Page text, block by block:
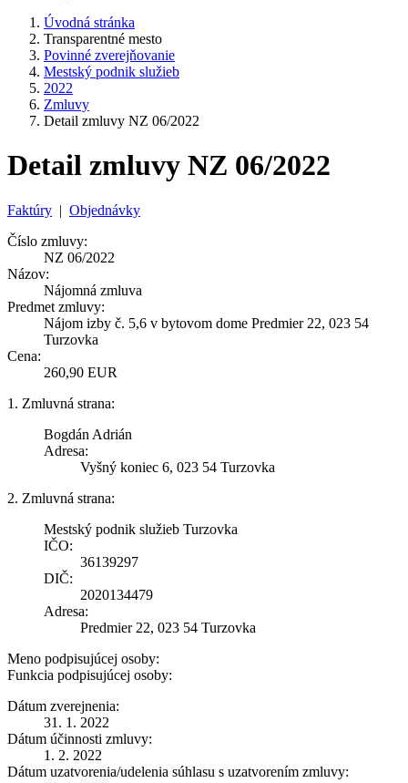
Úvodná stránka
Transparentné mesto
Povinné zverejňovanie
Mestský podnik služieb
2022
Zmluvy
Detail zmluvy NZ 06/2022
Detail zmluvy NZ 06/2022
Faktúry | Objednávky
Číslo zmluvy:
NZ 06/2022
Názov:
Nájomná zmluva
Predmet zmluvy:
Nájom izby č. 5,6 v bytovom dome Predmier 22, 023 54
Turzovka
Cena:
260,90 EUR
1. Zmluvná strana:
Bogdán Adrián
Adresa:
Vyšný koniec 6, 023 54 Turzovka
2. Zmluvná strana:
Mestský podnik služieb Turzovka
IČO:
36139297
DIČ:
2020134479
Adresa:
Predmier 22, 023 54 Turzovka
Meno podpisujúcej osoby:
Funkcia podpisujúcej osoby:
Dátum zverejnenia:
31. 1. 2022
Dátum účinnosti zmluvy:
1. 2. 2022
Dátum uzatvorenia/udelenia súhlasu s uzatvorením zmluvy: